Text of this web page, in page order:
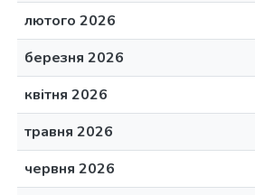
лютого 2026
березня 2026
квітня 2026
травня 2026
червня 2026